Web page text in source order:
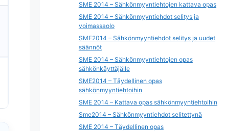
SME 2014 – Sähkönmyyntiehtojen kattava opas
SME 2014 – Sähkönmyyntiehdot selitys ja
voimassaolo
SME2014 – Sähkönmyyntiehdot selitys ja uudet
säännöt
SME 2014 – Sähkönmyyntiehtojen opas
sähkönkäyttäjälle
SME2014 – Täydellinen opas
sähkönmyyntiehtoihin
SME 2014 – Kattava opas sähkönmyyntiehtoihin
Sme2014 – Sähkönmyyntiehdot selitettynä
SME 2014 – Täydellinen opas